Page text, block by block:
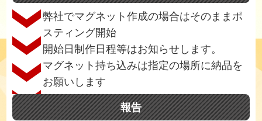
弊社でマグネット作成の場合はそのままポ
スティング開始
開始日制作日程等はお知らせします。
マグネット持ち込みは指定の場所に納品を
お願いします
報告